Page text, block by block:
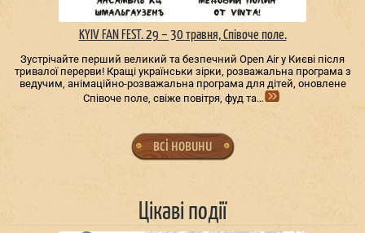
KYIV FAN FEST. 29 – 30 травня, Співоче поле.
Зустрічайте перший великий та безпечний Open Air у Києві після
тривалої перерви! Кращі українськи зірки, розважальна програма з
ведучим, анімаційно-розважальна програма для дітей, оновлене
Співоче поле, свіже повітря, фуд та…
всі новини
Цікаві події